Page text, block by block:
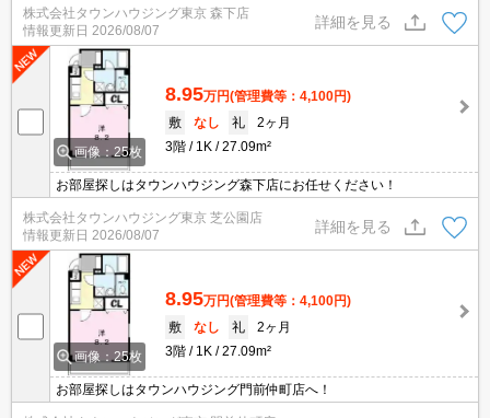
株式会社タウンハウジング東京 森下店
情報更新日 2026/08/07
詳細を見る
画像：25枚
8.95万円(管理費等：4,100円)
敷
なし 礼
2ヶ月
3階
1K 27.09m²
お部屋探しはタウンハウジング森下店にお任せください！
株式会社タウンハウジング東京 芝公園店
情報更新日 2026/08/07
詳細を見る
画像：25枚
8.95万円(管理費等：4,100円)
敷
なし 礼
2ヶ月
3階
1K 27.09m²
お部屋探しはタウンハウジング門前仲町店へ！